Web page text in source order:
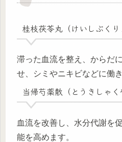
桂枝茯苓丸（けいしぶくり
滞った血流を整え、からだ
せ、シミやニキビなどに働
当帰芍薬散（とうきしゃく
血流を改善し、水分代謝を
能を高めます。